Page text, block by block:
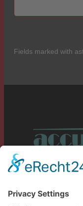
Fields marked with